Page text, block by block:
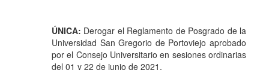
ÚNICA: Derogar el Reglamento de Posgrado de la
Universidad San Gregorio de Portoviejo aprobado
por el Consejo Universitario en sesiones ordinarias
del 01 y 22 de junio de 2021.